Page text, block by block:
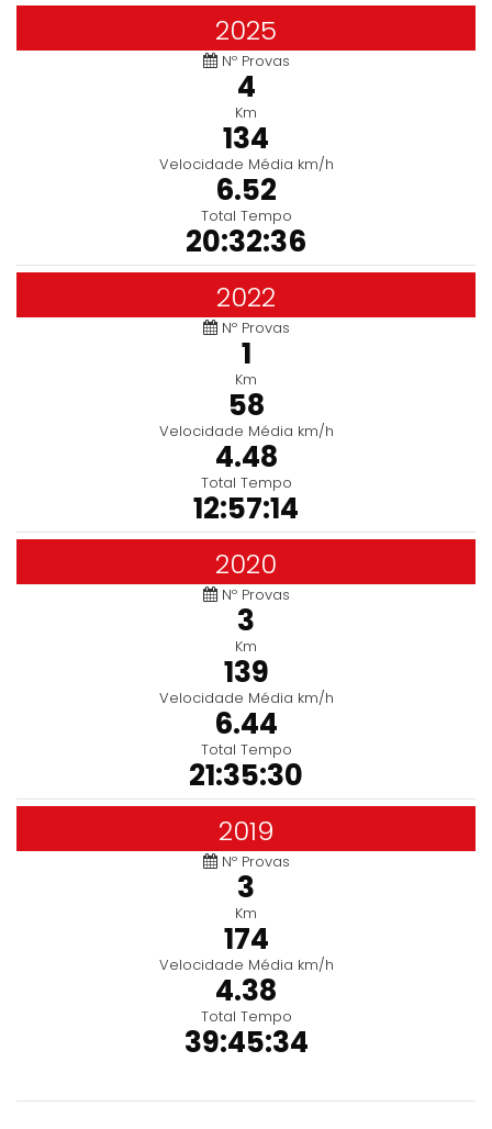
2025
Nº Provas
4
Km
134
Velocidade Média km/h
6.52
Total Tempo
20:32:36
2022
Nº Provas
1
Km
58
Velocidade Média km/h
4.48
Total Tempo
12:57:14
2020
Nº Provas
3
Km
139
Velocidade Média km/h
6.44
Total Tempo
21:35:30
2019
Nº Provas
3
Km
174
Velocidade Média km/h
4.38
Total Tempo
39:45:34